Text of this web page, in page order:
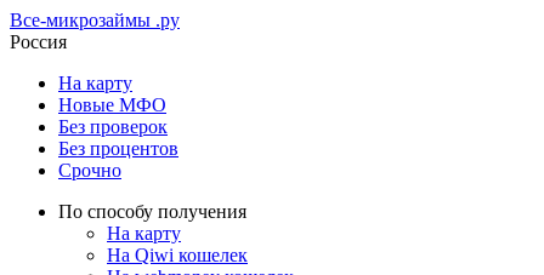
Все-микрозаймы .ру
Россия
На карту
Новые МФО
Без проверок
Без процентов
Срочно
По способу получения
На карту
На Qiwi кошелек